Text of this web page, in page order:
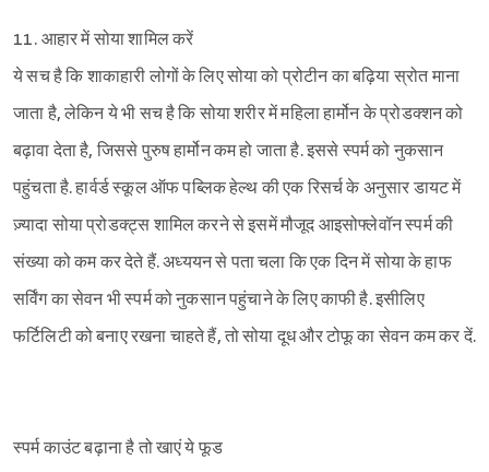
11. आहार में सोया शामिल करें
ये सच है कि शाकाहारी लोगों के लिए सोया को प्रोटीन का बढ़िया स्रोत माना
जाता है, लेकिन ये भी सच है कि सोया शरीर में महिला हार्मोन के प्रोडक्शन को
बढ़ावा देता है, जिससे पुरुष हार्मोन कम हो जाता है. इससे स्पर्म को नुकसान
पहुंचता है. हार्वर्ड स्कूल ऑफ पब्लिक हेल्थ की एक रिसर्च के अनुसार डायट में
ज़्यादा सोया प्रोडक्ट्स शामिल करने से इसमें मौजूद आइसोफ्लेवॉन स्पर्म की
संख्या को कम कर देते हैं. अध्ययन से पता चला कि एक दिन में सोया के हाफ
सर्विंग का सेवन भी स्पर्म को नुकसान पहुंचाने के लिए काफी है. इसीलिए
फर्टिलिटी को बनाए रखना चाहते हैं, तो सोया दूध और टोफू का सेवन कम कर दें.
स्पर्म काउंट बढ़ाना है तो खाएं ये फूड